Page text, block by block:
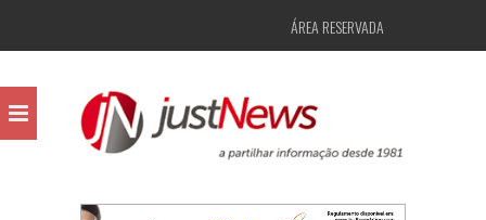
ÁREA RESERVADA